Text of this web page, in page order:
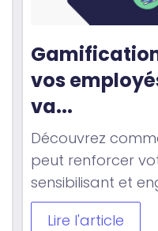
vos
va...
Découvrez
peut renforcer
sensibilisant et
Lire l'article